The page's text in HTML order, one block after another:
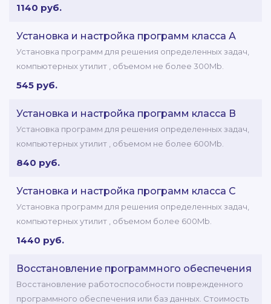
1140 руб.
Установка и настройка программ класса А
Установка программ для решения определенных задач,
компьютерных утилит , объемом не более 300Mb.
545 руб.
Установка и настройка программ класса В
Установка программ для решения определенных задач,
компьютерных утилит , объемом не более 600Mb.
840 руб.
Установка и настройка программ класса C
Установка программ для решения определенных задач,
компьютерных утилит , объемом более 600Mb.
1440 руб.
Восстановление программного обеспечения
Восстановление работоспособности поврежденного
программного обеспечения или баз данных. Стоимость